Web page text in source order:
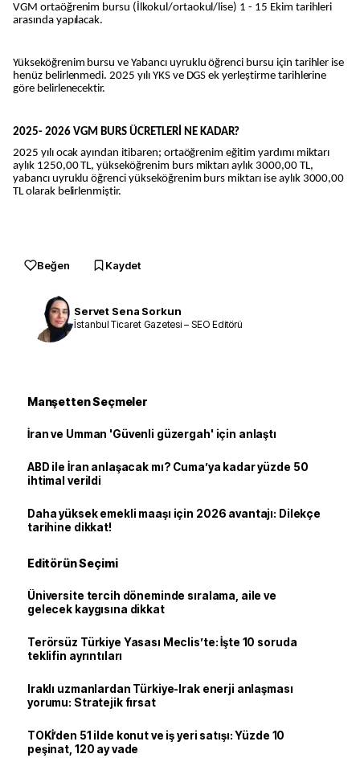
VGM ortaöğrenim bursu (İlkokul/ortaokul/lise) 1 - 15 Ekim tarihleri
arasında yapılacak.
Yükseköğrenim bursu ve Yabancı uyruklu öğrenci bursu için tarihler ise
henüz belirlenmedi. 2025 yılı YKS ve DGS ek yerleştirme tarihlerine
göre belirlenecektir.
2025- 2026 VGM BURS ÜCRETLERİ NE KADAR?
2025 yılı ocak ayından itibaren; ortaöğrenim eğitim yardımı miktarı
aylık 1250,00 TL, yükseköğrenim burs miktarı aylık 3000,00 TL,
yabancı uyruklu öğrenci yükseköğrenim burs miktarı ise aylık 3000,00
TL olarak belirlenmiştir.
Beğen Kaydet
Servet Sena Sorkun
İstanbul Ticaret Gazetesi – SEO Editörü
Manşetten Seçmeler
İran ve Umman 'Güvenli güzergah' için anlaştı
ABD ile İran anlaşacak mı? Cuma’ya kadar yüzde 50
ihtimal verildi
Daha yüksek emekli maaşı için 2026 avantajı: Dilekçe
tarihine dikkat!
Editörün Seçimi
Üniversite tercih döneminde sıralama, aile ve
gelecek kaygısına dikkat
Terörsüz Türkiye Yasası Meclis’te: İşte 10 soruda
teklifin ayrıntıları
Iraklı uzmanlardan Türkiye-Irak enerji anlaşması
yorumu: Stratejik fırsat
TOKİ’den 51 ilde konut ve iş yeri satışı: Yüzde 10
peşinat, 120 ay vade